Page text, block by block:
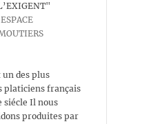
un des plus
platiciens français
siécle Il nous
produites par